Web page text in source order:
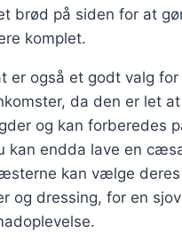
brød på siden for at
komplet.
er også et godt valg
da den er let
og kan forberedes
kan endda lave en
kan vælge deres
og dressing, for en